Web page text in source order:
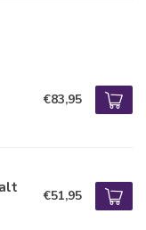
€83,95
€51,95